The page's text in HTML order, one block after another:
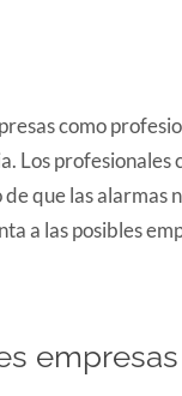
como
Los profesionales
que las alarmas
a las posibles
empresas